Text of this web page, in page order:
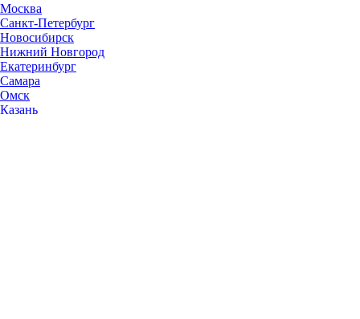
Москва
Санкт-Петербург
Новосибирск
Нижний Новгород
Екатеринбург
Самара
Омск
Казань